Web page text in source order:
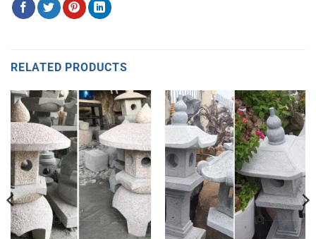
RELATED PRODUCTS